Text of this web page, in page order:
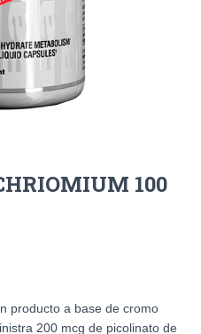
100
producto a base de cromo
200 mcg de picolinato de